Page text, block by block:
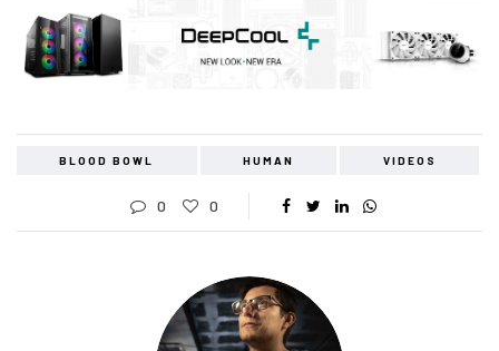
BLOOD BOWL HUMAN VIDEOS
0 0